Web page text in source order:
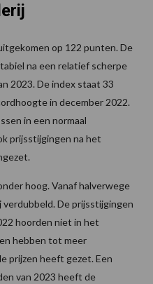
op 122 punten. De
na een relatief scherpe
2023. De index staat 33
in december 2022.
in een normaal
prijsstijgingen na het
hoog. Vanaf halverwege
De prijsstijgingen
hoorden niet in het
hebben tot meer
prijzen heeft gezet. Een
van 2023 heeft de